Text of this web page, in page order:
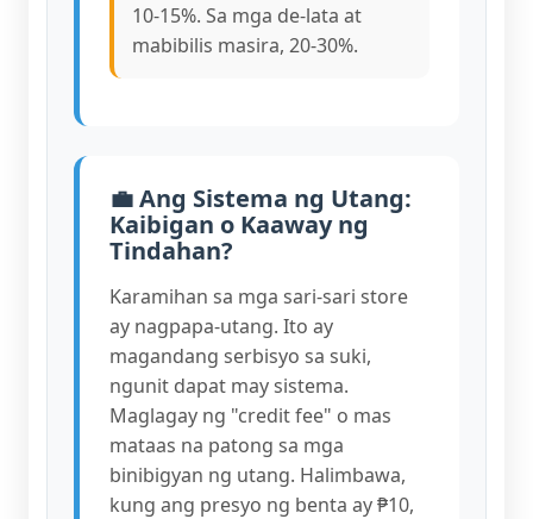
10-15%. Sa mga de-lata at
mabibilis masira, 20-30%.
💼 Ang Sistema ng Utang:
Kaibigan o Kaaway ng
Tindahan?
Karamihan sa mga sari-sari store
ay nagpapa-utang. Ito ay
magandang serbisyo sa suki,
ngunit dapat may sistema.
Maglagay ng "credit fee" o mas
mataas na patong sa mga
binibigyan ng utang. Halimbawa,
kung ang presyo ng benta ay ₱10,